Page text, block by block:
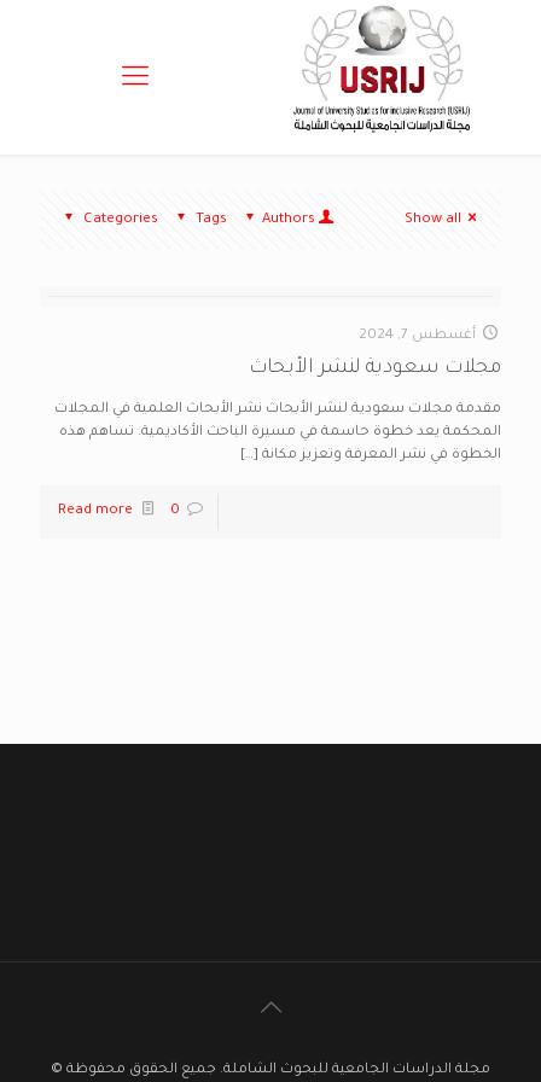
Categories Tags Authors Show all
أغسطس 7, 2024
مجلات سعودية لنشر الأبحاث
مقدمة مجلات سعودية لنشر الأبحاث نشر الأبحاث العلمية في المجلات
المحكمة يعد خطوة حاسمة في مسيرة الباحث الأكاديمية. تساهم هذه
الخطوة في نشر المعرفة وتعزيز مكانة […]
0
Read more
مجلة الدراسات الجامعية للبحوث الشاملة. جميع الحقوق محفوظة ©